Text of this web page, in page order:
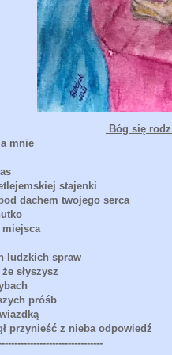
Bóg się
mnie
stajenki
dachem twojego serca
miejsca
ludzkich spraw
słyszysz
próśb
przynieść z nieba odpowiedź